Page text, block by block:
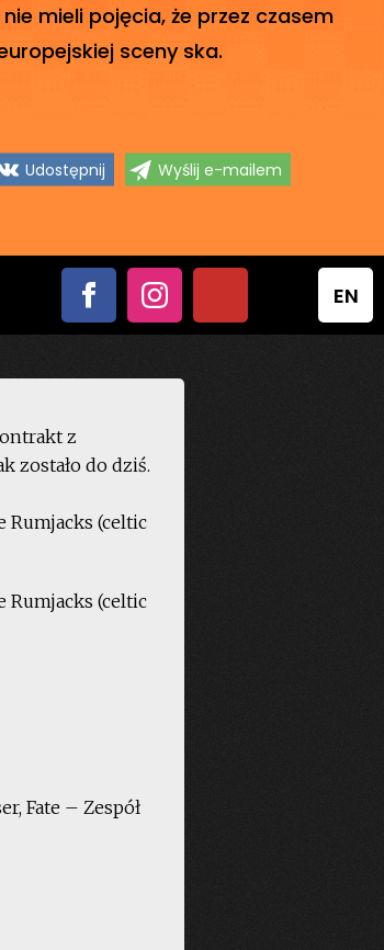
mieli pojęcia, że przez czasem
sceny ska.
Udostępnij Wyślij e-mailem
EN
z
zostało do dziś.
Rumjacks (celtic
Rumjacks (celtic
Fate – Zespół